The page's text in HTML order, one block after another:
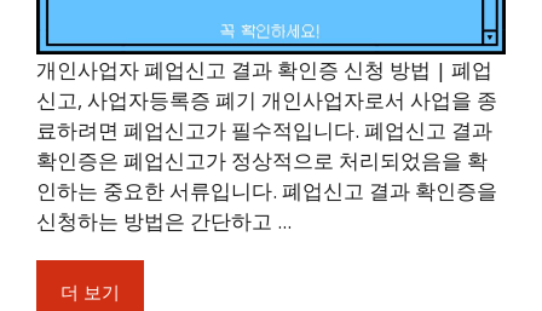
개인사업자 폐업신고 결과 확인증 신청 방법 | 폐업
신고, 사업자등록증 폐기 개인사업자로서 사업을 종
료하려면 폐업신고가 필수적입니다. 폐업신고 결과
확인증은 폐업신고가 정상적으로 처리되었음을 확
인하는 중요한 서류입니다. 폐업신고 결과 확인증을
신청하는 방법은 간단하고 ...
더 보기